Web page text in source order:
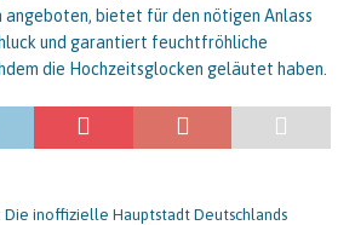
angeboten, bietet für den nötigen Anlass
und garantiert feuchtfröhliche
die Hochzeitsglocken geläutet haben.
Die inoffizielle Hauptstadt Deutschlands